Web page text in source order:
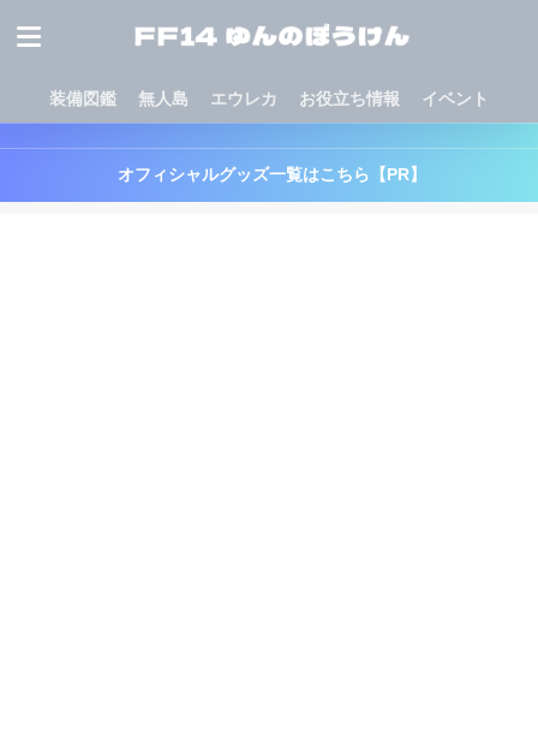
装備図鑑 無人島 エウレカ お役立ち情報 イベント
オフィシャルグッズ一覧はこちら【PR】